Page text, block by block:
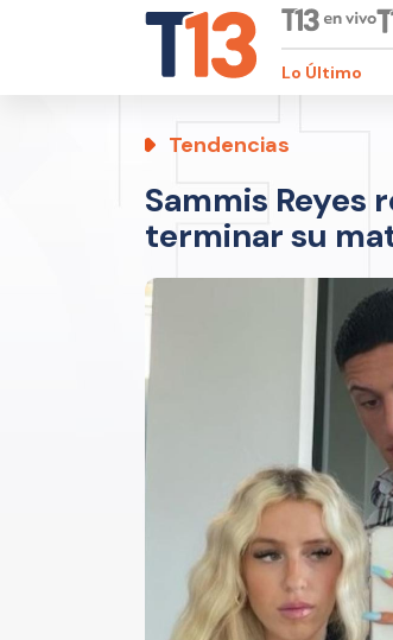
Lo Último
Tendencias
Sammis Reyes
terminar su